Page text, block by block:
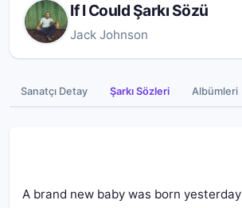
If I Could Şarkı Sözü
Jack Johnson
Sanatçı Detay Şarkı Sözleri Albümleri
A brand new baby was born yesterday